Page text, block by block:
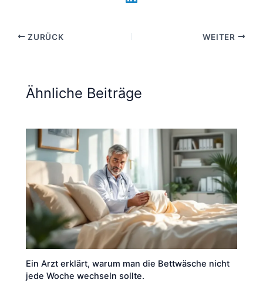
ZURÜCK WEITER
Ähnliche Beiträge
Ein Arzt erklärt, warum man die Bettwäsche nicht
jede Woche wechseln sollte.